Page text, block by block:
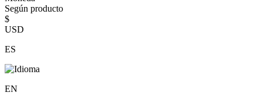
Según producto
$
USD
ES
EN